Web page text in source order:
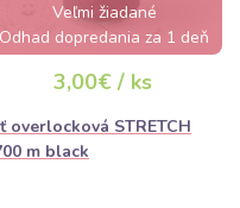
Veľmi žiadané
Odhad dopredania za 1 deň
3,00€ / ks
overlocková STRETCH
m black